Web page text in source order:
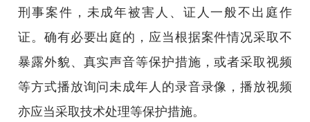
刑事案件，未成年被害人、证人一般不出庭作
证。确有必要出庭的，应当根据案件情况采取不
暴露外貌、真实声音等保护措施，或者采取视频
等方式播放询问未成年人的录音录像，播放视频
亦应当采取技术处理等保护措施。